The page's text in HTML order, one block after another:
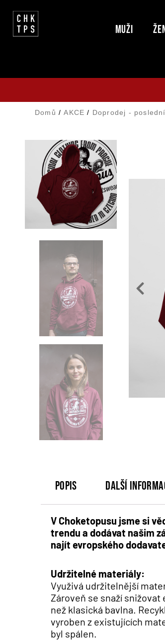
Muži
Domů /AKCE / Doprodej -
Popis Další
V Choketopusu jsme si
trendu a dodávat našim
najít evropského
Udržitelné materiály:
Využivá udržitelnější
Zároveň se snaží
než klasická bavlna.
vyroben z existujících
byl spálen.